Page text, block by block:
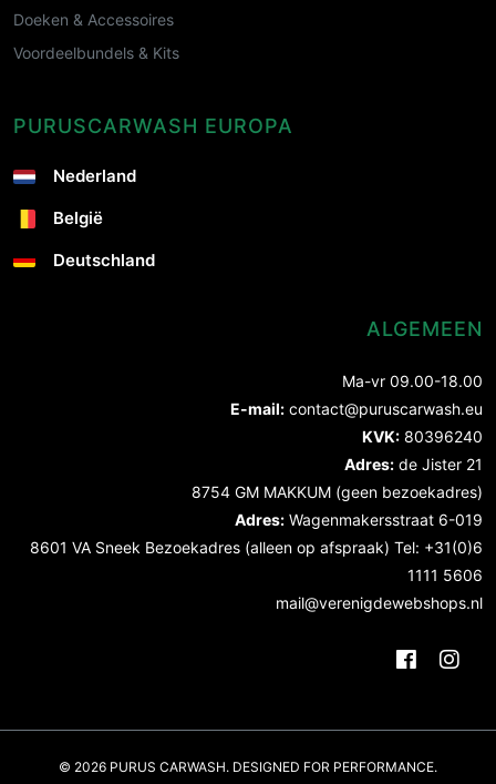
Doeken & Accessoires
Voordeelbundels & Kits
PURUSCARWASH EUROPA
Nederland
België
Deutschland
ALGEMEEN
Ma-vr 09.00-18.00
E-mail: contact@puruscarwash.eu
KVK: 80396240
Adres: de Jister 21
8754 GM MAKKUM (geen bezoekadres)
Adres: Wagenmakersstraat 6-019
8601 VA Sneek Bezoekadres (alleen op afspraak) Tel: +31(0)6
1111 5606
mail@verenigdewebshops.nl
© 2026 PURUS CARWASH. DESIGNED FOR PERFORMANCE.